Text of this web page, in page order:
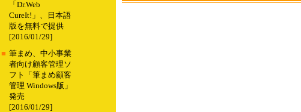
「Dr.Web
CureIt!」、日本語
版を無料で提供
[2016/01/29]
■ 筆まめ、中小事業
者向け顧客管理ソ
フト「筆まめ顧客
管理 Windows版」
発売
[2016/01/29]